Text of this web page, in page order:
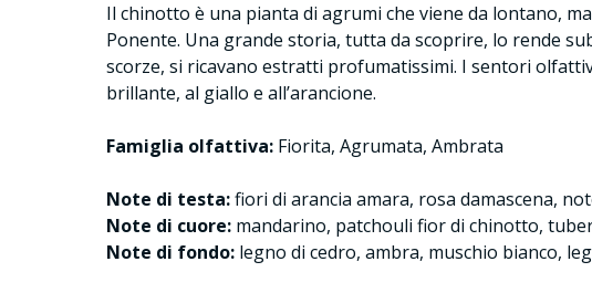
Il chinotto è una pianta di agrumi che viene da lontano,
Ponente. Una grande storia, tutta da scoprire, lo rende
scorze, si ricavano estratti profumatissimi. I sentori
brillante, al giallo e all’arancione.
Famiglia olfattiva: Fiorita, Agrumata, Ambrata
Note di testa:fiori di arancia amara, rosa damascena,
Note di cuore: mandarino, patchouli fior di chinotto,
Note di fondo: legno di cedro, ambra, muschio bianco,